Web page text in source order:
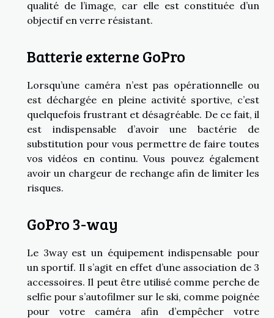
qualité de l’image, car elle est constituée d’un
objectif en verre résistant.
Batterie externe GoPro
Lorsqu’une caméra n’est pas opérationnelle ou
est déchargée en pleine activité sportive, c’est
quelquefois frustrant et désagréable. De ce fait, il
est indispensable d’avoir une bactérie de
substitution pour vous permettre de faire toutes
vos vidéos en continu. Vous pouvez également
avoir un chargeur de rechange afin de limiter les
risques.
GoPro 3-way
Le 3way est un équipement indispensable pour
un sportif. Il s’agit en effet d’une association de 3
accessoires. Il peut être utilisé comme perche de
selfie pour s’autofilmer sur le ski, comme poignée
pour votre caméra afin d’empêcher votre